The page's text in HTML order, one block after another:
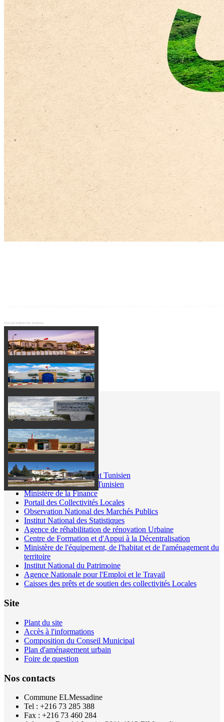
Social button for Joomla
Liens Utiles
Portail du gouvernement Tunisien
Ministère de l'Intérieur Tunisien
Ministère de la Finance
Portail des Collectivités Locales
Observation National des Marchés Publics
Institut National des Statistiques
Agence de réhabilitation de rénovation Urbaine
Centre de Formation et d'Appui à la Décentralisation
Ministère de l'équipement, de l'habitat et de l'aménagement du
territoire
Institut National du Patrimoine
Agence Nationale pour l'Emploi et le Travail
Caisses des prêts et de soutien des collectivités Locales
Site
Plant du site
Accès à l'informations
Composition du Conseil Municipal
Plan d'aménagement urbain
Foire de question
Nos contacts
Commune ELMessadine
Tel : +216 73 285 388
Fax : +216 73 460 284